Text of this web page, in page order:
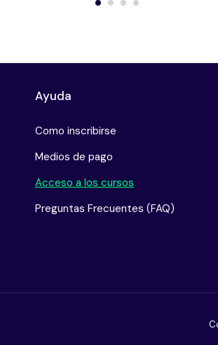
Ayuda
Como inscribirse
Medios de pago
Acceso a los cursos
Preguntas Frecuentes (FAQ)